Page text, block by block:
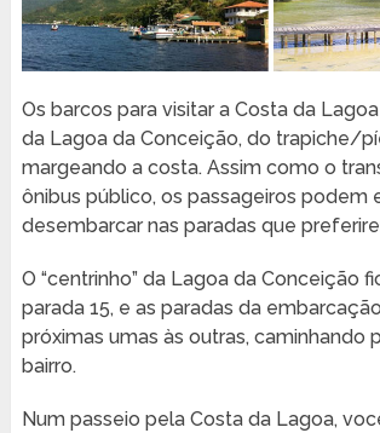
Os barcos para visitar a Costa da
da Lagoa da Conceição, do trapiche/
margeando a costa. Assim como o
ônibus público, os passageiros podem
desembarcar nas paradas que
O “centrinho” da Lagoa da Conceição
parada 15, e as paradas da
próximas umas às outras, caminhando
bairro.
Num passeio pela Costa da Lagoa,